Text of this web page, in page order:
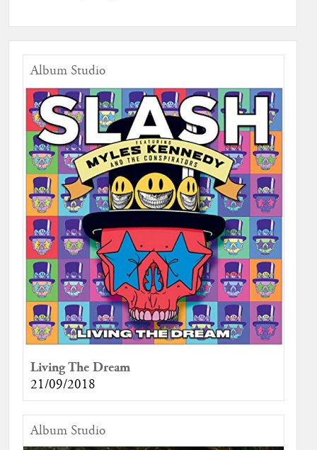
Album Studio
Living The Dream
21/09/2018
Album Studio